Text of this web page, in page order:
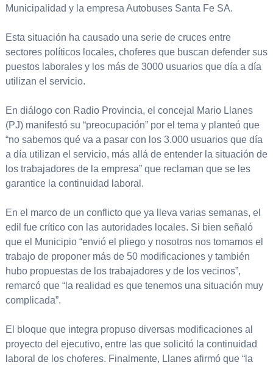
Municipalidad y la empresa Autobuses Santa Fe SA.
Esta situación ha causado una serie de cruces entre
sectores políticos locales, choferes que buscan defender sus
puestos laborales y los más de 3000 usuarios que día a día
utilizan el servicio.
En diálogo con Radio Provincia, el concejal Mario Llanes
(PJ) manifestó su “preocupación” por el tema y planteó que
“no sabemos qué va a pasar con los 3.000 usuarios que día
a día utilizan el servicio, más allá de entender la situación de
los trabajadores de la empresa” que reclaman que se les
garantice la continuidad laboral.
En el marco de un conflicto que ya lleva varias semanas, el
edil fue crítico con las autoridades locales. Si bien señaló
que el Municipio “envió el pliego y nosotros nos tomamos el
trabajo de proponer más de 50 modificaciones y también
hubo propuestas de los trabajadores y de los vecinos”,
remarcó que “la realidad es que tenemos una situación muy
complicada”.
El bloque que integra propuso diversas modificaciones al
proyecto del ejecutivo, entre las que solicitó la continuidad
laboral de los choferes. Finalmente, Llanes afirmó que “la